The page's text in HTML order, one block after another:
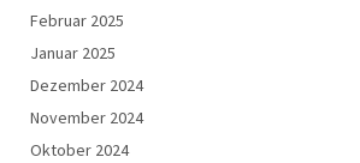
Februar 2025
Januar 2025
Dezember 2024
November 2024
Oktober 2024